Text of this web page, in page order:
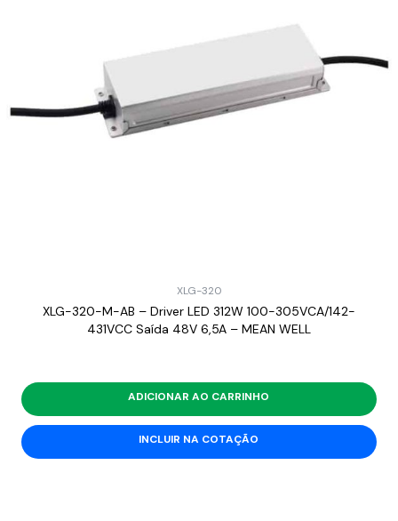
XLG-320
XLG-320-M-AB – Driver LED 312W 100-305VCA/142-
431VCC Saída 48V 6,5A – MEAN WELL
ADICIONAR AO CARRINHO
INCLUIR NA COTAÇÃO